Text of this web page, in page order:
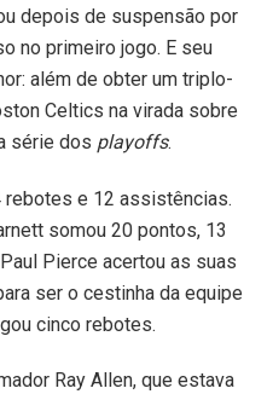
depois de suspensão por
no primeiro jogo. E seu
além de obter um triplo-
Celtics na virada sobre
série dos playoffs.
rebotes e 12 assistências.
somou 20 pontos, 13
Pierce acertou as suas
ser o cestinha da equipe
cinco rebotes.
Ray Allen, que estava